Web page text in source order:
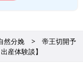
然分娩
帝王切開予
産体験談】